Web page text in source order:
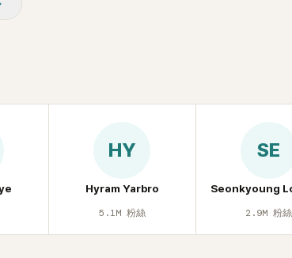
言，當時確實被質疑動過隆胸手術
時隆胸手術幾乎只有「腋下切開」一
脆把腋下給大家看，證明我根本沒
笑。 事實上，早在 2006 年，李智
了證明自己沒有「隆乳」，真的召開
HY
Hyram Yarbro
5.1M 粉絲
SE
Seonkyoung
2.9M 粉絲